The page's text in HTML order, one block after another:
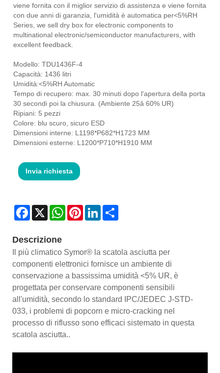
viene fornita con il miglior servizio di assistenza e viene fornita
con due anni di garanzia, l'umidità è automatica per<5%RH
Series, we sell dry box for electronic components to
multinational electronic/semiconductor manufacturers, with
excellent feedback.
Modello: TDU1436F-4
Capacità: 1436 litri
Umidità:<5%RH Automatic
Tempo di recupero: max. 30 minuti dopo l'apertura della porta
30 secondi poi la chiusura. (Ambiente 25â 60% UR)
Ripiani: 5 pezzi
Colore: blu scuro, sicuro ESD
Dimensioni interne: L1198*P682*H1723 MM
Dimensioni esterne: L1200*P710*H1910 MM
Invia richiesta
Facebook
X WhatsAppPinterestLinkedIn
Descrizione
Il più climatico Symor® la scatola asciutta per
componenti elettronici fornisce un ambiente di
conservazione a bassissima umidità <5% UR, è
progettata per conservare componenti sensibili
all'umidità, secondo lo standard IPC/JEDEC J-STD-
033, i problemi di popcorn e micro-cracking nel
processo di riflusso sono efficaci sistemato in questa
scatola asciutta..